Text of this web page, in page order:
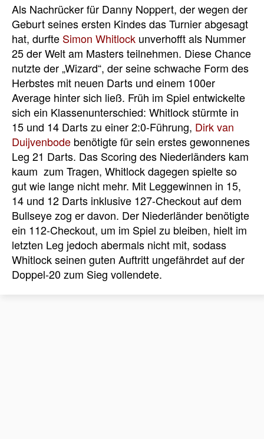
Als Nachrücker für Danny Noppert, der wegen der
Geburt seines ersten Kindes das Turnier abgesagt
hat, durfte Simon Whitlock unverhofft als Nummer
25 der Welt am Masters teilnehmen. Diese Chance
nutzte der „Wizard“, der seine schwache Form des
Herbstes mit neuen Darts und einem 100er
Average hinter sich ließ. Früh im Spiel entwickelte
sich ein Klassenunterschied: Whitlock stürmte in
15 und 14 Darts zu einer 2:0-Führung, Dirk van
Duijvenbode benötigte für sein erstes gewonnenes
Leg 21 Darts. Das Scoring des Niederländers kam
kaum zum Tragen, Whitlock dagegen spielte so
gut wie lange nicht mehr. Mit Leggewinnen in 15,
14 und 12 Darts inklusive 127-Checkout auf dem
Bullseye zog er davon. Der Niederländer benötigte
ein 112-Checkout, um im Spiel zu bleiben, hielt im
letzten Leg jedoch abermals nicht mit, sodass
Whitlock seinen guten Auftritt ungefährdet auf der
Doppel-20 zum Sieg vollendete.